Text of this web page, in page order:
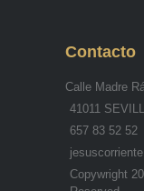
Contacto
Calle Madre
41011
657 83 52 52
Copywright